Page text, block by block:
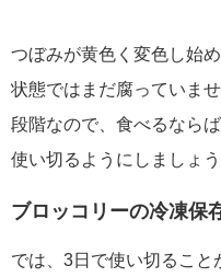
つぼみが黄色く変色し始
状態ではまだ腐っていま
段階なので、食べるなら
使い切るようにしましょう
ブロッコリーの冷凍保
では、3日で使い切るこ